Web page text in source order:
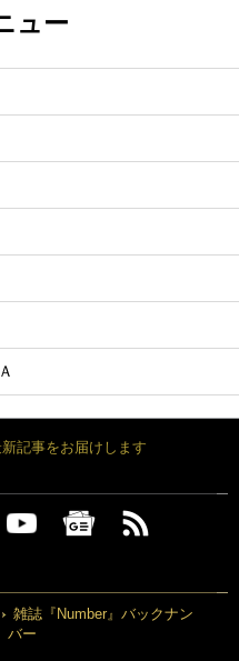
ュー
記事をお届けします
雑誌『Number』バックナン
バー